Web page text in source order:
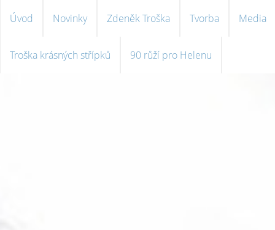
Úvod Novinky Zdeněk Troška Tvorba Media
Troška krásných střípků 90 růží pro Helenu